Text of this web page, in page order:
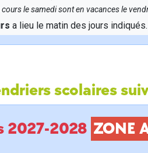
le samedi sont en vacances le
a lieu le matin des jours indiqués.
scolaires
2027-2028 ZONE